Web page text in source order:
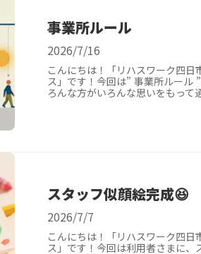
事業所ルール
2026/7/16
こんにちは！「リハスワーク四
ス」です！今回は” 事業所ルール
ろんな方がいろんな思いをもって
スタッフ似顔絵完成😆
2026/7/7
こんにちは！「リハスワーク四
ス」です！今回は利用者さまに、